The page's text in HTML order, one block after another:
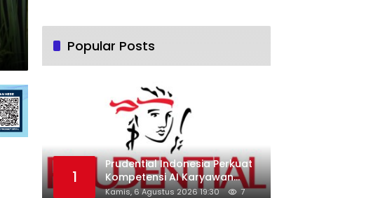
Popular Posts
1
Prudential Indonesia Perkuat
Kompetensi AI Karyawan
Lewat AI Week
Kamis, 6 Agustus 2026 19:30 7